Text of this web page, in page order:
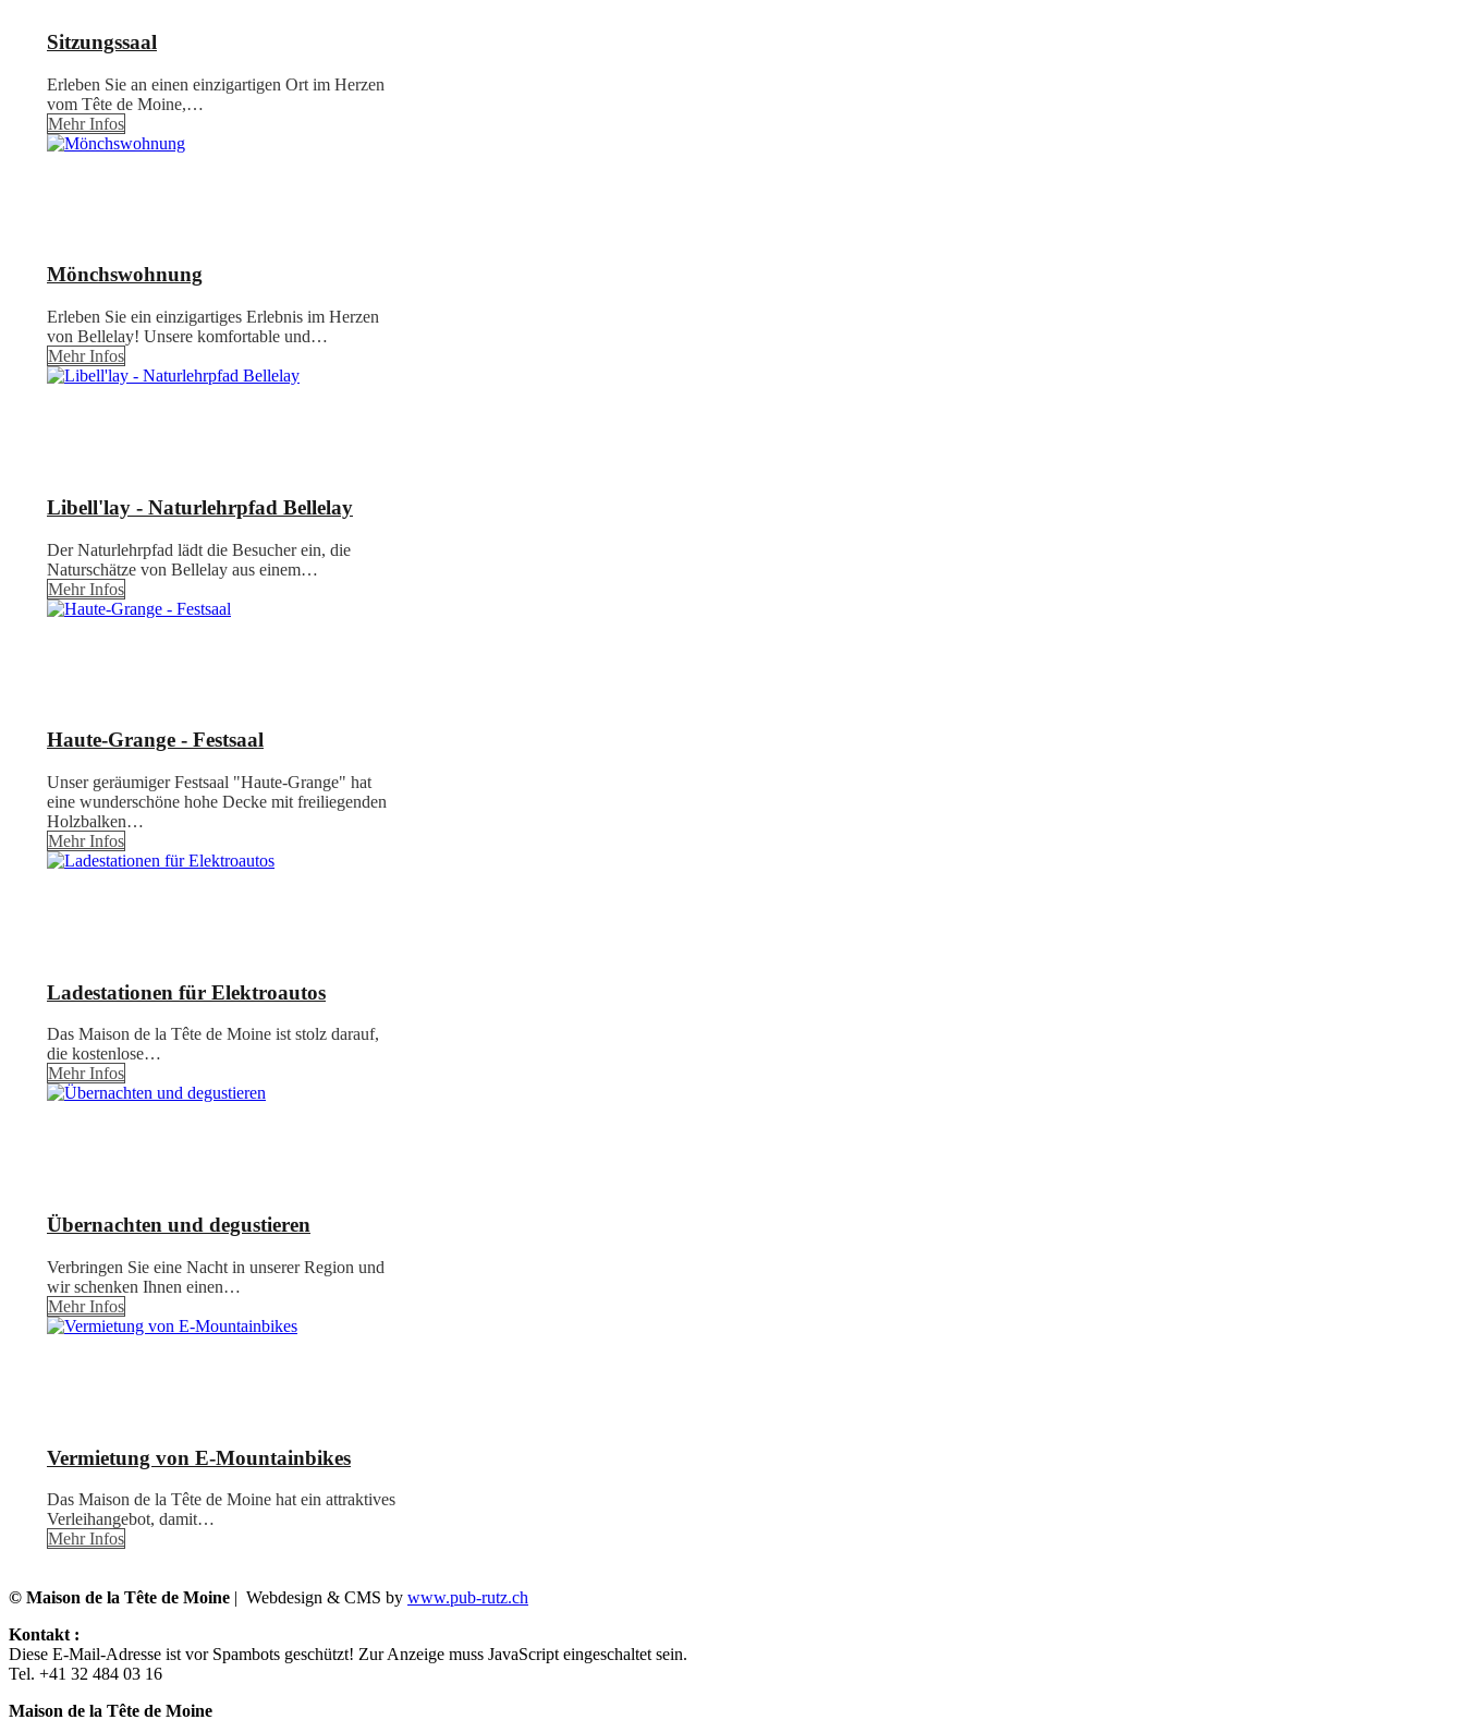
Sitzungssaal
Erleben Sie an einen einzigartigen Ort im Herzen
vom Tête de Moine,…
Mehr Infos
Mönchswohnung
Erleben Sie ein einzigartiges Erlebnis im Herzen
von Bellelay! Unsere komfortable und…
Mehr Infos
Libell'lay - Naturlehrpfad Bellelay
Der Naturlehrpfad lädt die Besucher ein, die
Naturschätze von Bellelay aus einem…
Mehr Infos
Haute-Grange - Festsaal
Unser geräumiger Festsaal "Haute-Grange" hat
eine wunderschöne hohe Decke mit freiliegenden
Holzbalken…
Mehr Infos
Ladestationen für Elektroautos
Das Maison de la Tête de Moine ist stolz darauf,
die kostenlose…
Mehr Infos
Übernachten und degustieren
Verbringen Sie eine Nacht in unserer Region und
wir schenken Ihnen einen…
Mehr Infos
Vermietung von E-Mountainbikes
Das Maison de la Tête de Moine hat ein attraktives
Verleihangebot, damit…
Mehr Infos
© Maison de la Tête de Moine | Webdesign & CMS by www.pub-rutz.ch
Kontakt :
Diese E-Mail-Adresse ist vor Spambots geschützt! Zur Anzeige muss JavaScript eingeschaltet sein.
Tel. +41 32 484 03 16
Maison de la Tête de Moine